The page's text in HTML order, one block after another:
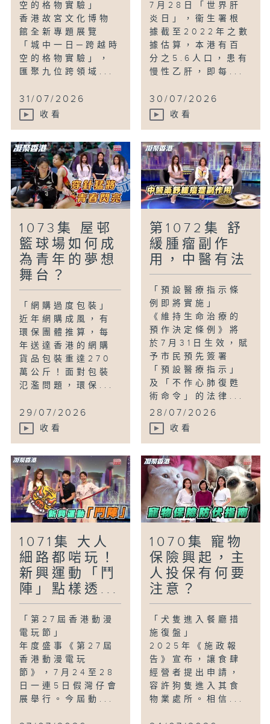
空的格物實驗」
香港故宮文化博物
館全新專題展覽
「城中一日─跨越時
空的格物實驗」，
匯聚九位跨領域...
31/07/2026
收看
7月28日「世界肝
炎日」，衞生署根
據截至2022年之數
據估算，本港有百
分之5.6人口，患有
慢性乙肝，即每...
30/07/2026
收看
1073集 屋邨
籃球場如何成
為青年的夢想
舞台？
「網購過度包裝」
近年網購成風，有
環保團體推算，每
年送達香港的網購
貨品包裝重達270
萬公斤！面對包裝
氾濫問題，環保...
29/07/2026
收看
第1072集 舒
緩腫瘤副作
用，中醫有法
「預設醫療指示條
例即將實施」
《維持生命治療的
預作決定條例》將
於7月31日生效，賦
予市民預先簽署
「預設醫療指示」
及「不作心肺復甦
術命令」的法律...
28/07/2026
收看
1071集 大人
細路都啱玩！
新興運動「鬥
陣」點樣透...
「第27屆香港動漫
電玩節」
年度盛事《第27屆
香港動漫電玩
節》，7月24至28
日一連5日假灣仔會
展舉行。今屆動...
1070集 寵物
保險興起，主
人投保有何要
注意？
「犬隻進入餐廳措
施復盤」
2025年《施政報
告》宣布，讓食肆
經營者提出申請，
容許狗隻進入其食
物業處所。相信...